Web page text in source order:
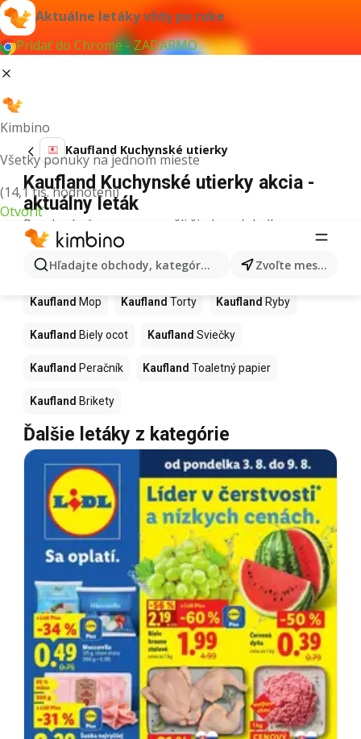
Aktuálne letáky vždy po ruke
Pridať do Chrome - ZADARMO
Kimbino
Všetky ponuky na jednom mieste
(14,1 tis. hodnotení)
Otvoriť
Hľadajte obchody, kategórie, produkty... Zvoľte mesto
Kaufland Kuchynské utierky
Kaufland Kuchynské utierky akcia -
aktuálny leták
Pre daný výraz sme nenašli žiadne výsledky.
Ďalšie produkty v obchodoch
Kaufland
Kaufland Mop Kaufland Torty Kaufland Ryby
Kaufland Biely ocot Kaufland Sviečky
Kaufland Peračník Kaufland Toaletný papier
Kaufland Brikety
Ďalšie letáky z kategórie